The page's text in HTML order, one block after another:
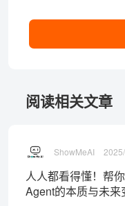
阅读相关文章
ShowMeAI
人人都看得懂！帮
Agent的本质与未来